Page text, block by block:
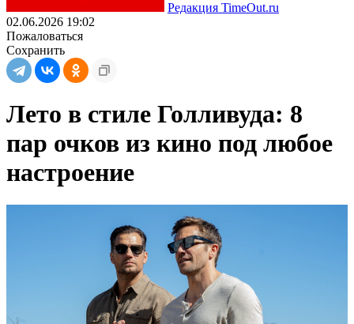
Редакция TimeOut.ru
02.06.2026 19:02
Пожаловаться
Сохранить
Лето в стиле Голливуда: 8
пар очков из кино под любое
настроение